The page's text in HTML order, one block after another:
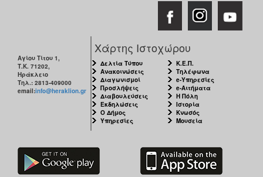
Αγίου Τίτου 1,
Τ.Κ. 71202,
Ηράκλειο
Τηλ.: 2813-409000
email:info@heraklion.gr
Χάρτης Ιστοχώρου
Δελτία Τύπου
Ανακοινώσεις
Διαγωνισμοί
Προσλήψεις
Διαβουλεύσεις
Εκδηλώσεις
Ο Δήμος
Υπηρεσίες
Κ.Ε.Π.
Τηλέφωνα
e-Υπηρεσίες
e-Αιτήματα
Η Πόλη
Ιστορία
Κνωσός
Μουσεία